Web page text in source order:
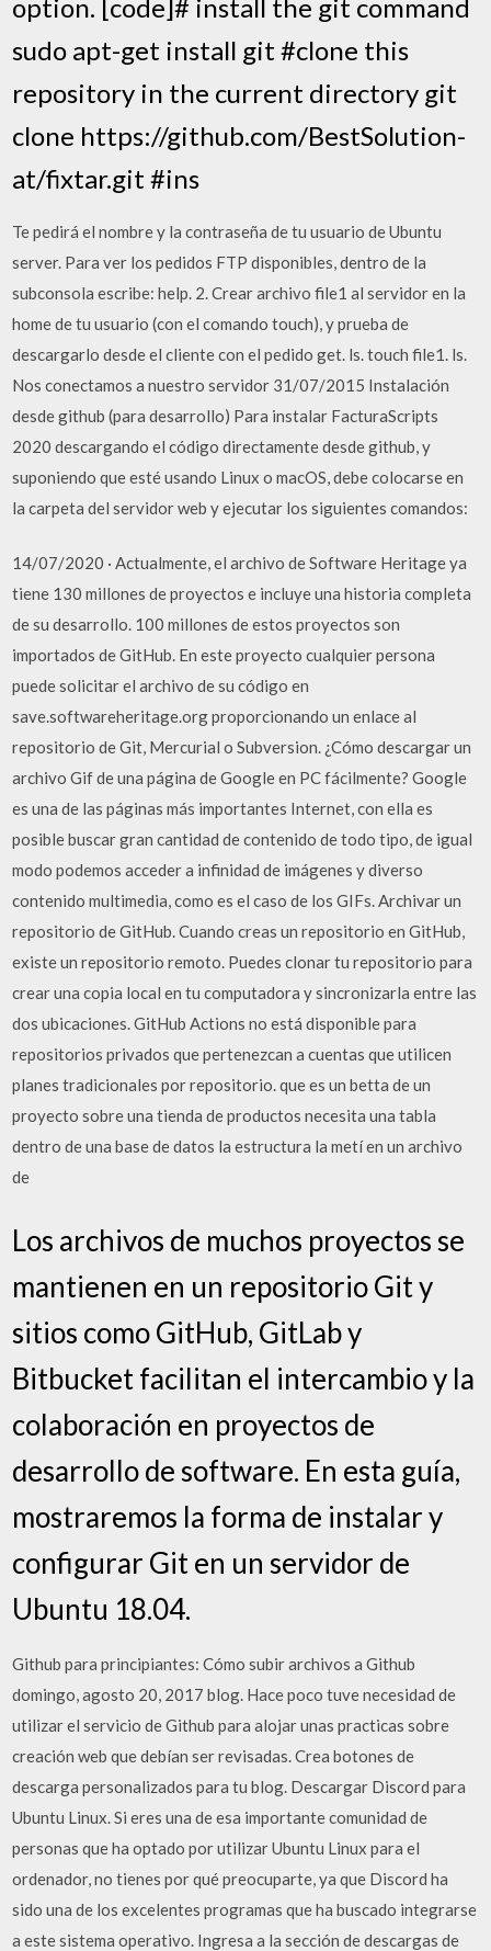
option. [code]# install the git command
sudo apt-get install git #clone this
repository in the current directory git
clone https://github.com/BestSolution-
at/fixtar.git #ins
Te pedirá el nombre y la contraseña de tu usuario de Ubuntu
server. Para ver los pedidos FTP disponibles, dentro de la
subconsola escribe: help. 2. Crear archivo file1 al servidor en la
home de tu usuario (con el comando touch), y prueba de
descargarlo desde el cliente con el pedido get. ls. touch file1. ls.
Nos conectamos a nuestro servidor 31/07/2015 Instalación
desde github (para desarrollo) Para instalar FacturaScripts
2020 descargando el código directamente desde github, y
suponiendo que esté usando Linux o macOS, debe colocarse en
la carpeta del servidor web y ejecutar los siguientes comandos:
14/07/2020 · Actualmente, el archivo de Software Heritage ya
tiene 130 millones de proyectos e incluye una historia completa
de su desarrollo. 100 millones de estos proyectos son
importados de GitHub. En este proyecto cualquier persona
puede solicitar el archivo de su código en
save.softwareheritage.org proporcionando un enlace al
repositorio de Git, Mercurial o Subversion. ¿Cómo descargar un
archivo Gif de una página de Google en PC fácilmente? Google
es una de las páginas más importantes Internet, con ella es
posible buscar gran cantidad de contenido de todo tipo, de igual
modo podemos acceder a infinidad de imágenes y diverso
contenido multimedia, como es el caso de los GIFs. Archivar un
repositorio de GitHub. Cuando creas un repositorio en GitHub,
existe un repositorio remoto. Puedes clonar tu repositorio para
crear una copia local en tu computadora y sincronizarla entre las
dos ubicaciones. GitHub Actions no está disponible para
repositorios privados que pertenezcan a cuentas que utilicen
planes tradicionales por repositorio. que es un betta de un
proyecto sobre una tienda de productos necesita una tabla
dentro de una base de datos la estructura la metí en un archivo
de
Los archivos de muchos proyectos se
mantienen en un repositorio Git y
sitios como GitHub, GitLab y
Bitbucket facilitan el intercambio y la
colaboración en proyectos de
desarrollo de software. En esta guía,
mostraremos la forma de instalar y
configurar Git en un servidor de
Ubuntu 18.04.
Github para principiantes: Cómo subir archivos a Github
domingo, agosto 20, 2017 blog. Hace poco tuve necesidad de
utilizar el servicio de Github para alojar unas practicas sobre
creación web que debían ser revisadas. Crea botones de
descarga personalizados para tu blog. Descargar Discord para
Ubuntu Linux. Si eres una de esa importante comunidad de
personas que ha optado por utilizar Ubuntu Linux para el
ordenador, no tienes por qué preocuparte, ya que Discord ha
sido una de los excelentes programas que ha buscado integrarse
a este sistema operativo. Ingresa a la sección de descargas de